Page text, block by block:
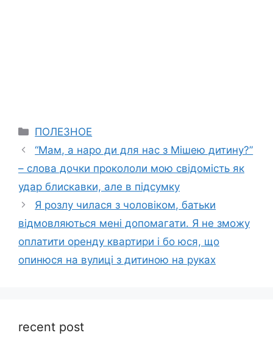
Categories
ПОЛЕЗНОЕ
“Мам, а наро ди для нас з Мішею дитину?”
– слова дочки прокололи мою свідомість як
удар блискавки, але в підсумку
Я розлу чилася з чоловіком, батьки
відмовляються мені допомагати. Я не зможу
оплатити оренду квартири і бо юся, що
опинюся на вулиці з дитиною на руках
recent post